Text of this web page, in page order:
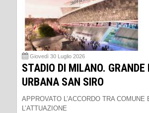
Giovedì 30 Luglio 2026
STADIO DI MILANO. GRANDE
URBANA SAN SIRO
APPROVATO L’ACCORDO TRA
L’ATTUAZIONE